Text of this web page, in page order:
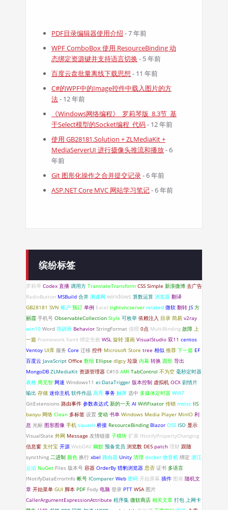
PDF目录编辑器使用介绍 - 7 年前
WPF ComboBox 使用 ResourceBinding 动
态绑定资源键并支持语言切换 - 5 年前
百度云盘批量离线下载思想 - 11 年前
C#的WPF中的Image控件中载入图片的方
法- 12 年前
《Windows网络编程》_罗莉琴版_8.3节_基
于Select模型的Socket编程_代码- 12 年前
使用 GB28181.Solution + ZLMediaKit +
MediaServerUI 进行摄像头推流和播放- 6
年前
Git 图形化操作之合并提交记录- 6 年前
ASP.NET Core MVC 网站学习笔记- 6 年前
缤纷标签
罗莉琴 Codex 直播 调用方 TranslateTransform CSS Simple 新浪微博 去广告
RadioButton MSBuild 合并 测速网 windows 算数运算 浏览器 翻译
GB28181 SVN 账户 预订 单例 Excel tightvncserver related 微软 翻转 JS 方
丽霞 手机号 ObservableCollection Style 可枚举 依赖注入 目录 简易 v2ray
win10 Word 培训班 Behavior StringFormat 借呗 0点 MultiBinding 故障 上
一篇 Framework Xaml 绑定失败 WSL 旋转 漫画 VisualStudio 双11 centos
Ventoy UI库 服务 Core 迁移 控件 Microsoft Store tree 相似 推荐 下一篇 EF
百度云 JavaScript Office 数组 Ellipse dlgcy 垃圾 内幕 转换 圆形 导出
MongoDB ZLMediaKit 资源管理器 C#10 AMI TabControl 不为空 毫秒定时器
表格 周见智 网速 Windows11 ei:DataTrigger 版本控制 虚拟机 OCX 剧情片
输出 存储 迷你主机 软件作品 高亮 事务 触屏 选中 多媒体定时器 Wifi7
GitExtensions 路由事件 参数表达式 新的一天 AI WifiFixator 传销 mstsc IIS
baoyu 网络 Clean 多标签 设置 变动 书单 Windows Media Player MinIO 利
息 光标 图形图像 手机 squash 桥接 ResourceBinding Blazor OSS ISO 显示
VisualState 外网 Message 友情链接 子模块 扩展 INotifyPropertyChanging
信息窗 支付宝 开源 WebDAV 幽默 预备党员 浏览数 DES patch 理财 跟随
syncthing 二进制 颜色 换行 xbel 路由器 Unity 清理 docker 收音机 绑定 浙江
云泊 NuGet Files 版本号 容器 OrderBy 猎豹浏览器 思否 证书 多语言
INotifyDataErrorlnfo 帐号 IComparer Web 密码 开始屏幕 插件 图表 随机文
章 开始菜单 GUI 脚本 PDF Fody 电脑 登录 PTT WSA 图片
CallerArgumentExpressionAttribute 程序集 微软商店 相关文章 打包 上网卡